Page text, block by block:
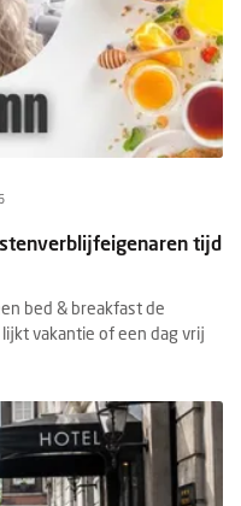
tijd
bed & breakfast de
vakantie of een dag vrij